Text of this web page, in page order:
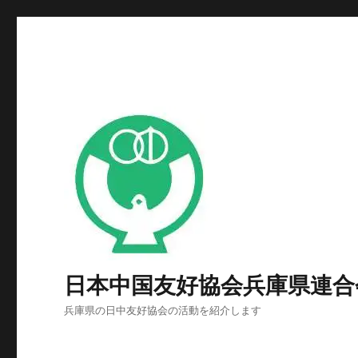
日本中国友好協会兵庫県連
兵庫県の日中友好協会の活動を紹介します